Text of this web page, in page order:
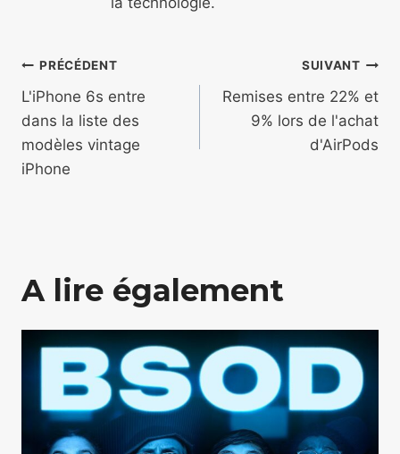
Navigation
de
l’article
PRÉCÉDENT
L'iPhone 6s entre
dans la liste des
modèles vintage
iPhone
SUIVANT
Remises entre 22% et
9% lors de l'achat
d'AirPods
A lire également